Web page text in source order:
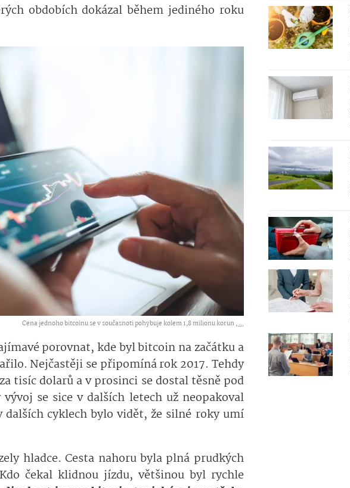
obdobích dokázal během jediného roku
Cena jednoho bitcoinu se v současnoti pohybuje kolem 1,8 milionu korun ,...
porovnat, kde byl bitcoin na začátku a
Nejčastěji se připomíná rok 2017. Tehdy
tisíc dolarů a v prosinci se dostal těsně pod
se sice v dalších letech už neopakoval
cyklech bylo vidět, že silné roky umí
hladce. Cesta nahoru byla plná prudkých
čekal klidnou jízdu, většinou byl rychle